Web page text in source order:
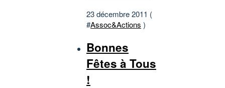
23 décembre 2011 (
#Assoc&Actions )
Bonnes
Fêtes à Tous
!